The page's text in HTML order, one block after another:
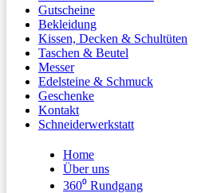
Gutscheine
Bekleidung
Kissen, Decken & Schultüten
Taschen & Beutel
Messer
Edelsteine & Schmuck
Geschenke
Kontakt
Schneiderwerkstatt
Home
Über uns
360⁰ Rundgang